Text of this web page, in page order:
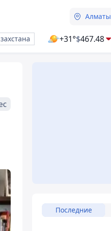
Алматы
+31°$467.48
Последние